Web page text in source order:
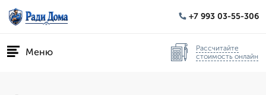
+7 993 03-55-306
Меню
Рассчитайте
стоимость онлайн